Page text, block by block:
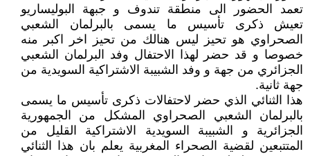
تعمد الحضور الى منطقة تندوف و جبهة البوليساريو
تعيش ذكرى تأسيس ما يسمى بالبرلمان الشعبي
الصحراوي هو تحيز ليس هنالك من تحيز اخر اكبر منه
خصوصا و قد حضر لهذا الاحتفال وفد البرلمان الشعبي
الجزائري من جهة و وفد الشبيبة الاشتراكية السويدية من
جهة ثانية.
هذا الثنائي الذي حضر لاحتفالات ذكرى تأسيس ما يسمى
بالبرلمان الشعبي الصحراوي المشكل من الجمهورية
الجزائرية و الشبيبة السويدية الاشتراكية القليل من
المتتبعين لقضية الصحراء المغربية يعلم بان هذا الثنائي